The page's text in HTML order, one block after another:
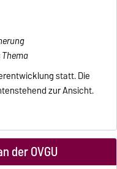
statt. Die
zur Ansicht.
der OVGU